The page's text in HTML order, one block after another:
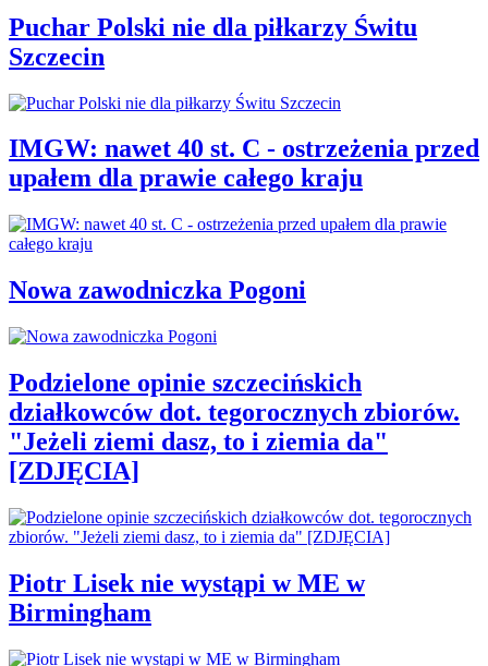
Puchar Polski nie dla piłkarzy Świtu
Szczecin
IMGW: nawet 40 st. C - ostrzeżenia przed
upałem dla prawie całego kraju
Nowa zawodniczka Pogoni
Podzielone opinie szczecińskich
działkowców dot. tegorocznych zbiorów.
"Jeżeli ziemi dasz, to i ziemia da"
[ZDJĘCIA]
Piotr Lisek nie wystąpi w ME w
Birmingham